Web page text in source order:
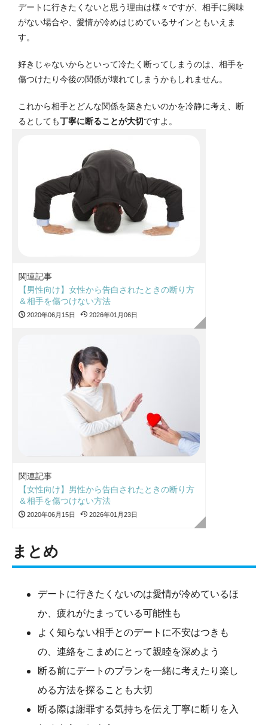
デートに行きたくないと思う理由は様々ですが、相手に興味
がない場合や、愛情が冷めはじめているサインともいえま
す。
好きじゃないからといって冷たく断ってしまうのは、相手を
傷つけたり今後の関係が壊れてしまうかもしれません。
これから相手とどんな関係を築きたいのかを冷静に考え、断
るとしても丁寧に断ることが大切ですよ。
関連記事
【男性向け】女性から告白されたときの断り方
＆相手を傷つけない方法
2020年06月15日 2026年01月06日
関連記事
【女性向け】男性から告白されたときの断り方
＆相手を傷つけない方法
2020年06月15日 2026年01月23日
まとめ
デートに行きたくないのは愛情が冷めているほ
か、疲れがたまっている可能性も
よく知らない相手とのデートに不安はつきも
の、連絡をこまめにとって親睦を深めよう
断る前にデートのプランを一緒に考えたり楽し
める方法を探ることも大切
断る際は謝罪する気持ちを伝え丁寧に断りを入